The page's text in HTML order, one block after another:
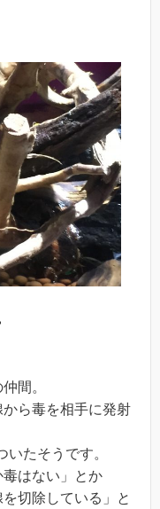
間。
ら毒を相手に発射
たそうです。
はない」とか
切除している」と